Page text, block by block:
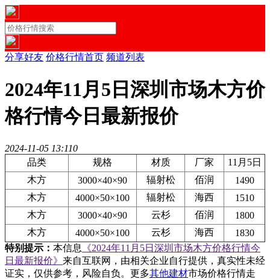
分享好友 价格行情首页 频道列表
2024年11月5日深圳市场木方价
格行情今日最新报价
2024-11-05 13:110
品类
规格 材质 厂家
11月5日
木方
3000×40×90 辐射松 佰润
1490
木方
4000×50×100 辐射松 海西
1510
木方
3000×40×90 云杉 佰润
1800
木方
4000×50×100 云杉 海西
1830
特别提示： 本信息
《2024年11月5日深圳市场木方价格行情今
日最新报价》 来自互联网，由相关企业自行提供，真实性未经
证实，仅供参考，风险自负。更多其他建材市场价格行情走